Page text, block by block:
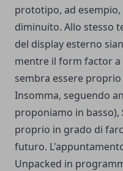
prototipo, ad
diminuito. Allo stesso
del display esterno
mentre il form factor
sembra essere
Insomma, seguendo
proponiamo in basso),
proprio in grado di
futuro.
Unpacked in